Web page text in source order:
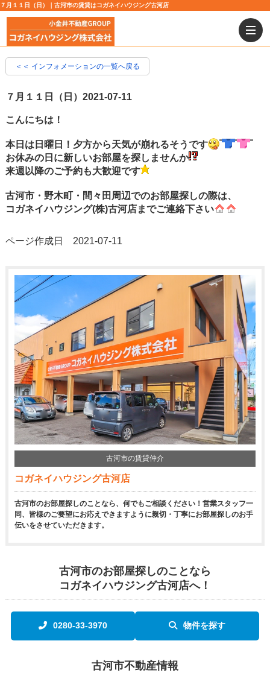
７月１１日（日）｜古河市の賃貸はコガネイハウジング古河店
＜＜ インフォメーションの一覧へ戻る
７月１１日（日） 2021-07-11
こんにちは！
本日は日曜日！夕方から天気が崩れるそうです
お休みの日に新しいお部屋を探しませんか
来週以降のご予約も大歓迎です
古河市・野木町・間々田周辺でのお部屋探しの際は、
コガネイハウジング(株)古河店までご連絡下さい
ページ作成日 2021-07-11
古河市の賃貸仲介
コガネイハウジング古河店
古河市のお部屋探しのことなら、何でもご相談ください！営業スタッフ一
同、皆様のご要望にお応えできますように親切・丁寧にお部屋探しのお手
伝いをさせていただきます。
古河市のお部屋探しのことなら
コガネイハウジング古河店へ！
0280-33-3970 物件を探す
古河市不動産情報